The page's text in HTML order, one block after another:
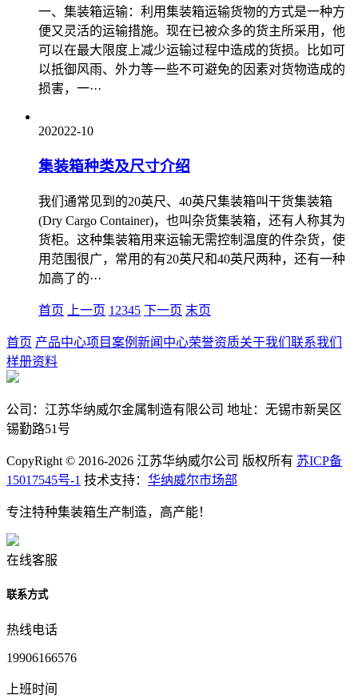
一、集装箱运输：利用集装箱运输货物的方式是一种方
便又灵活的运输措施。现在已被众多的货主所采用，他
可以在最大限度上减少运输过程中造成的货损。比如可
以抵御风雨、外力等一些不可避免的因素对货物造成的
损害，一···
202022-10
集装箱种类及尺寸介绍
我们通常见到的20英尺、40英尺集装箱叫干货集装箱
(Dry Cargo Container)，也叫杂货集装箱，还有人称其为
货柜。这种集装箱用来运输无需控制温度的件杂货，使
用范围很广，常用的有20英尺和40英尺两种，还有一种
加高了的···
首页 上一页 1 2345 下一页 末页
首页 产品中心项目案例 新闻中心荣誉资质关于我们 联系我们
样册资料
公司：江苏华纳威尔金属制造有限公司 地址：无锡市新吴区
锡勤路51号
CopyRight © 2016-2026 江苏华纳威尔公司 版权所有 苏ICP备
15017545号-1 技术支持： 华纳威尔市场部
专注特种集装箱生产制造，高产能！
在线客服
联系方式
热线电话
19906166576
上班时间